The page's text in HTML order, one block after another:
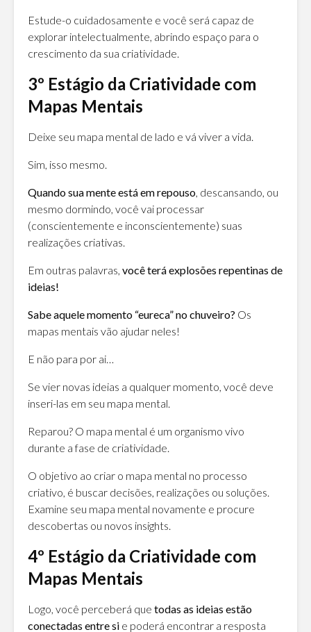
Estude-o cuidadosamente e você será capaz de
explorar intelectualmente, abrindo espaço para o
crescimento da sua criatividade.
3º Estágio da Criatividade com
Mapas Mentais
Deixe seu mapa mental de lado e vá viver a vida.
Sim, isso mesmo.
Quando sua mente está em repouso, descansando, ou
mesmo dormindo, você vai processar
(conscientemente e inconscientemente) suas
realizações criativas.
Em outras palavras, você terá explosões repentinas de
ideias!
Sabe aquele momento “eureca” no chuveiro? Os
mapas mentais vão ajudar neles!
E não para por ai…
Se vier novas ideias a qualquer momento, você deve
inseri-las em seu mapa mental.
Reparou? O mapa mental é um organismo vivo
durante a fase de criatividade.
O objetivo ao criar o mapa mental no processo
criativo, é buscar decisões, realizações ou soluções.
Examine seu mapa mental novamente e procure
descobertas ou novos insights.
4º Estágio da Criatividade com
Mapas Mentais
Logo, você perceberá que todas as ideias estão
conectadas entre si e poderá encontrar a resposta